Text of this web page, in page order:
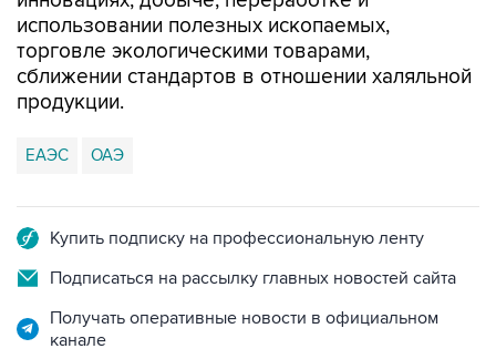
использовании полезных ископаемых,
торговле экологическими товарами,
сближении стандартов в отношении халяльной
продукции.
ЕАЭС ОАЭ
Купить подписку на профессиональную ленту
Подписаться на рассылку главных новостей сайта
Получать оперативные новости в официальном
канале